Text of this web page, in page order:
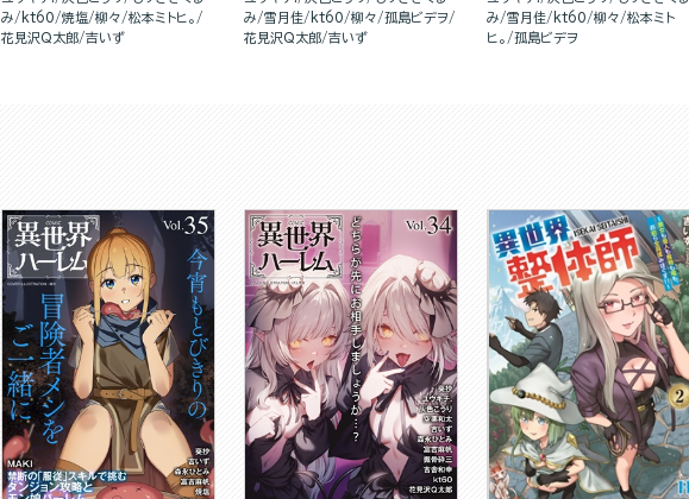
み
kt60 焼塩 柳々
松本ミトヒ。
花見沢Q太郎 吉いず
み
雪月佳 kt60 柳々
孤島ビデヲ
花見沢Q太郎 吉いず
み
雪月佳 kt60 柳々
松本ミト
ヒ。
孤島ビデヲ